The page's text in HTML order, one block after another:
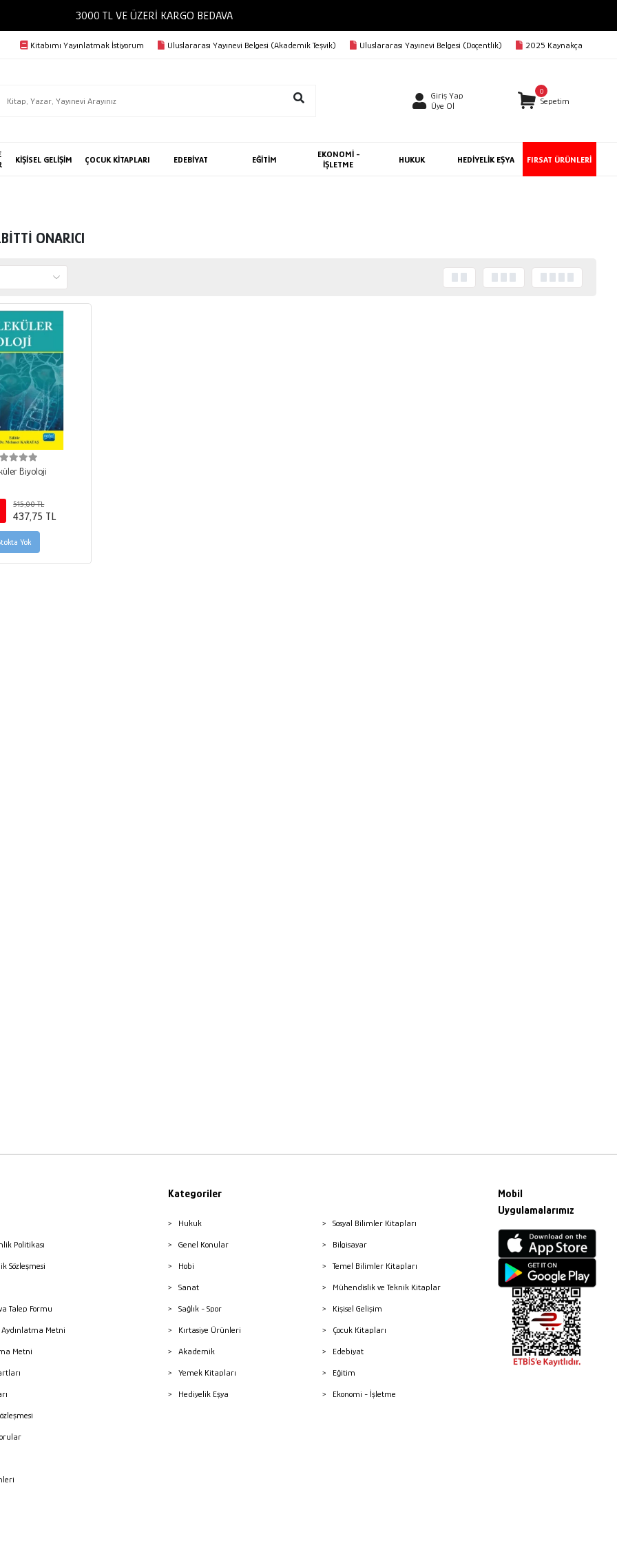
3000 TL VE ÜZERİ KARGO BEDAVA
Kitabımı Yayınlatmak İstiyorum Uluslararası Yayınevi Belgesi (Akademik Teşvik) Uluslararası Yayınevi Belgesi (Doçentlik) 2025 Kaynakça
Giriş Yap
Üye Ol
0
Sepetim
KİŞİSEL GELİŞİM ÇOCUK KİTAPLARI EDEBİYAT EĞİTİM
EKONOMİ -
İŞLETME
HUKUK HEDİYELİK EŞYA FIRSAT ÜRÜNLERİ
ONARICI
Biyoloji
515,00 TL
437,75 TL
Yok
Politikası
Sözleşmesi
Talep Formu
Aydınlatma Metni
Metni
Kategoriler
Hukuk
Genel Konular
Hobi
Sanat
Sağlık - Spor
Kırtasiye Ürünleri
Akademik
Yemek Kitapları
Hediyelik Eşya
Sosyal Bilimler Kitapları
Bilgisayar
Temel Bilimler Kitapları
Mühendislik ve Teknik Kitaplar
Kişisel Gelişim
Çocuk Kitapları
Edebiyat
Eğitim
Ekonomi - İşletme
Mobil
Uygulamalarımız